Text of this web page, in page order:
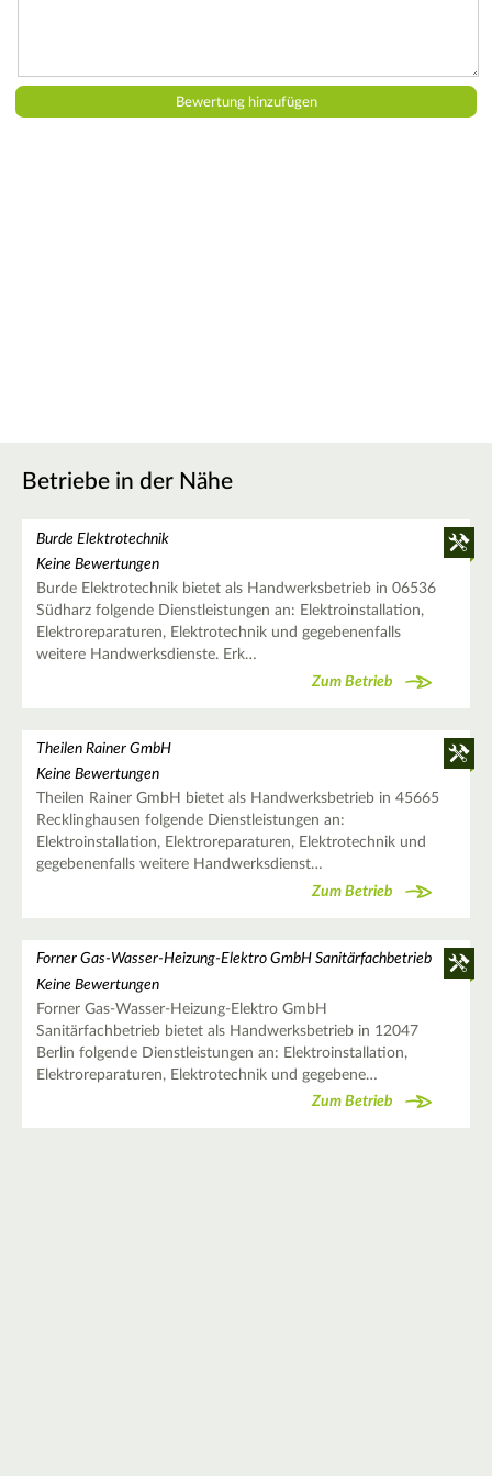
Betriebe in der Nähe
Burde Elektrotechnik
Keine Bewertungen
Burde Elektrotechnik bietet als Handwerksbetrieb in 06536
Südharz folgende Dienstleistungen an: Elektroinstallation,
Elektroreparaturen, Elektrotechnik und gegebenenfalls
weitere Handwerksdienste. Erk…
Zum Betrieb
Theilen Rainer GmbH
Keine Bewertungen
Theilen Rainer GmbH bietet als Handwerksbetrieb in 45665
Recklinghausen folgende Dienstleistungen an:
Elektroinstallation, Elektroreparaturen, Elektrotechnik und
gegebenenfalls weitere Handwerksdienst…
Zum Betrieb
Forner Gas-Wasser-Heizung-Elektro GmbH Sanitärfachbetrieb
Keine Bewertungen
Forner Gas-Wasser-Heizung-Elektro GmbH
Sanitärfachbetrieb bietet als Handwerksbetrieb in 12047
Berlin folgende Dienstleistungen an: Elektroinstallation,
Elektroreparaturen, Elektrotechnik und gegebene…
Zum Betrieb